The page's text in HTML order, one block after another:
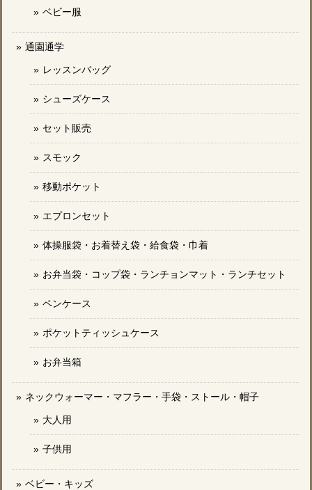
ベビー服
通園通学
レッスンバッグ
シューズケース
セット販売
スモック
移動ポケット
エプロンセット
体操服袋・お着替え袋・給食袋・巾着
お弁当袋・コップ袋・ランチョンマット・ランチセット
ペンケース
ポケットティッシュケース
お弁当箱
ネックウォーマー・マフラー・手袋・ストール・帽子
大人用
子供用
ベビー・キッズ